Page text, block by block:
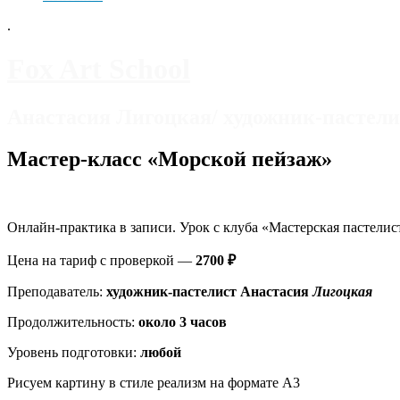
.
Мастер-класс «Морской пейзаж»
Онлайн-практика в записи. Урок с клуба «Мастерская
Цена на тариф с проверкой — 2700 ₽
Преподаватель: художник-пастелист АнастасияЛигоцкая
Продолжительность: около 3 часов
Уровень подготовки: любой
Рисуем картину в стиле реализм на формате А3